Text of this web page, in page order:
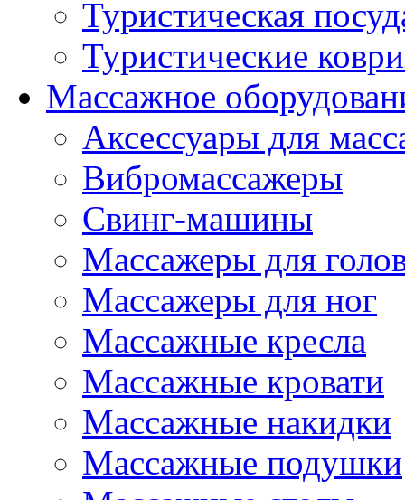
Туристическая
Туристические
Массажное
Аксессуары для
Вибромассажеры
Свинг-машины
Массажеры для
Массажеры для ног
Массажные кресла
Массажные кровати
Массажные накидки
Массажные подушки